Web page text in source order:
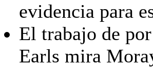
evidencia para
El trabajo de
Earls mira